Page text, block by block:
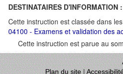
DESTINATAIRES D'INFORMATION :
Cette instruction est classée dans
04100 - Examens et validation des
Cette instruction est parue au
Plan du site|